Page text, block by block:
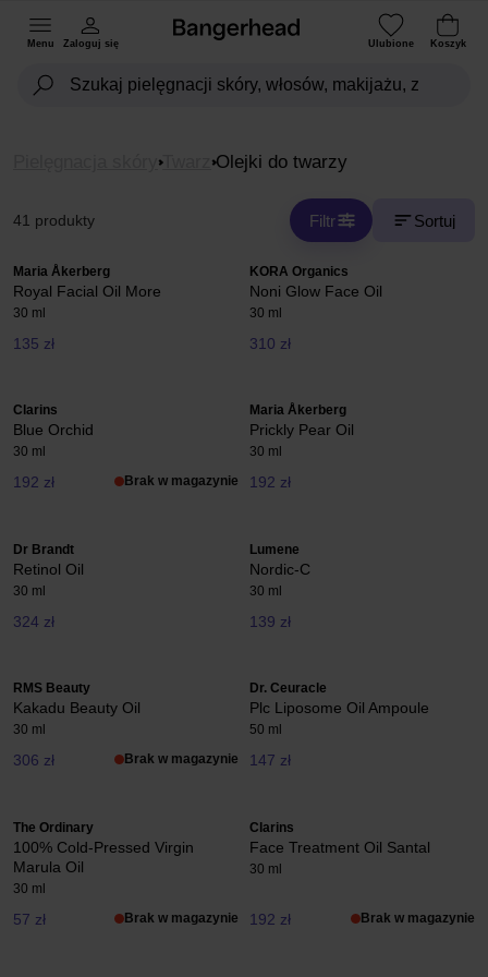
Menu Zaloguj się Ulubione Koszyk
Twarz Olejki do twarzy
41 produkty Filtr Sortuj
Maria Åkerberg
Royal Facial Oil More
30 ml
135 zł
KORA Organics
Noni Glow Face Oil
30 ml
310 zł
Clarins
Blue Orchid
30 ml
192 zł Brak w magazynie
Maria Åkerberg
Prickly Pear Oil
30 ml
192 zł
Dr Brandt
Retinol Oil
30 ml
324 zł
Lumene
Nordic-C
30 ml
139 zł
RMS Beauty
Kakadu Beauty Oil
30 ml
306 zł Brak w magazynie
Dr. Ceuracle
Plc Liposome Oil Ampoule
50 ml
147 zł
The Ordinary
100% Cold-Pressed Virgin
Marula Oil
30 ml
57 zł Brak w magazynie
Clarins
Face Treatment Oil Santal
30 ml
192 zł Brak w magazynie